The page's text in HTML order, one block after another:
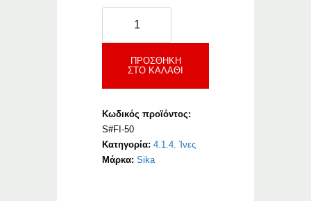
50
ποσότηταΠΡΟΣΘΉΚΗ
ΣΤΟ ΚΑΛΆΘΙ
Κωδικός προϊόντος:
S#FI-50
Κατηγορία:4.1.4. Ίνες
Μάρκα:Sika